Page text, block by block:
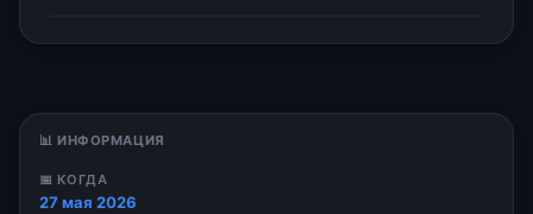
📊 ИНФОРМАЦИЯ
📅 КОГДА
27 мая 2026